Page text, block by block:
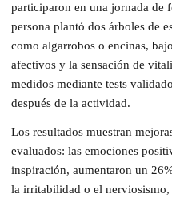
participaron en una jornada de
persona plantó dos árboles de
como algarrobos o encinas,
afectivos y la sensación de
medidos mediante tests
después de la actividad.
Los resultados muestran
evaluados: las emociones
inspiración, aumentaron un
la irritabilidad o el